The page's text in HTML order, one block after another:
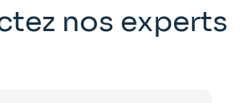
nos experts